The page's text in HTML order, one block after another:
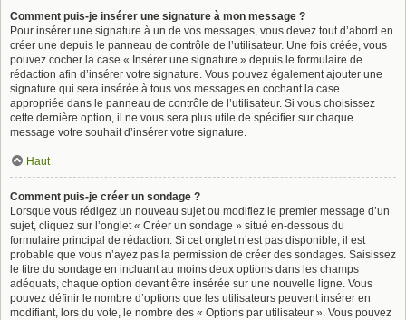
Comment puis-je insérer une signature à mon message ?
Pour insérer une signature à un de vos messages, vous devez tout d’abord en
créer une depuis le panneau de contrôle de l’utilisateur. Une fois créée, vous
pouvez cocher la case « Insérer une signature » depuis le formulaire de
rédaction afin d’insérer votre signature. Vous pouvez également ajouter une
signature qui sera insérée à tous vos messages en cochant la case
appropriée dans le panneau de contrôle de l’utilisateur. Si vous choisissez
cette dernière option, il ne vous sera plus utile de spécifier sur chaque
message votre souhait d’insérer votre signature.
Haut
Comment puis-je créer un sondage ?
Lorsque vous rédigez un nouveau sujet ou modifiez le premier message d’un
sujet, cliquez sur l’onglet « Créer un sondage » situé en-dessous du
formulaire principal de rédaction. Si cet onglet n’est pas disponible, il est
probable que vous n’ayez pas la permission de créer des sondages. Saisissez
le titre du sondage en incluant au moins deux options dans les champs
adéquats, chaque option devant être insérée sur une nouvelle ligne. Vous
pouvez définir le nombre d’options que les utilisateurs peuvent insérer en
modifiant, lors du vote, le nombre des « Options par utilisateur ». Vous pouvez